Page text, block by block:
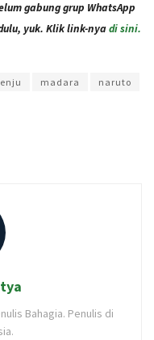
gabung grup WhatsApp
yuk. Klik link-nyadi sini.
madara
naruto
Bahagia. Penulis di